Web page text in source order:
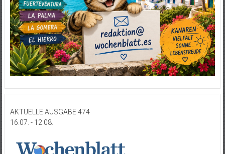
AKTUELLE AUSGABE 474
16.07. - 12.08.